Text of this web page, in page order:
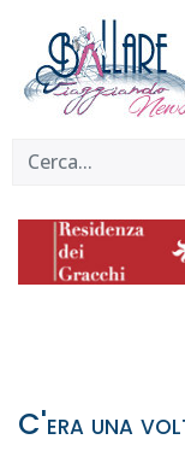
C'era una